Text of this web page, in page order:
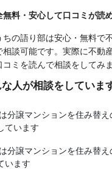
無料・安心して口コミが読
ちの語り部は安心・無料で
相談可能です。実際に不動
コミを読んで相談をしてみ
人が相談をしていま
分譲マンションを住み替
ています
分譲マンションを住み替
います